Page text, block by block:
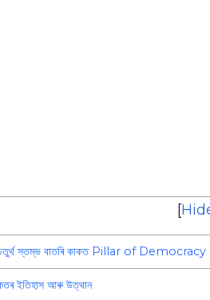
[
চতুৰ্থ স্তম্ভ বাতৰি কাকত Pillar of Democracy
ইতিহাস আৰু উত্থান